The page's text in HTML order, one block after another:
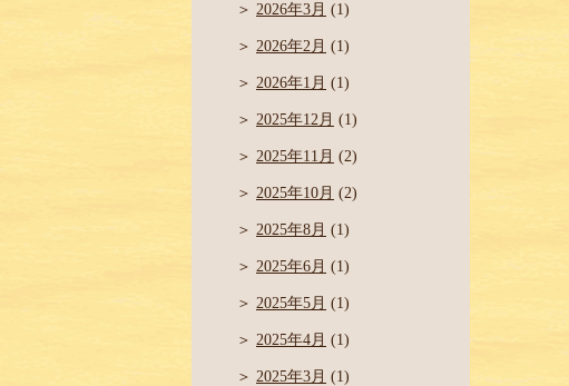
2026年3月 (1)
2026年2月 (1)
2026年1月 (1)
2025年12月 (1)
2025年11月 (2)
2025年10月 (2)
2025年8月 (1)
2025年6月 (1)
2025年5月 (1)
2025年4月 (1)
2025年3月 (1)